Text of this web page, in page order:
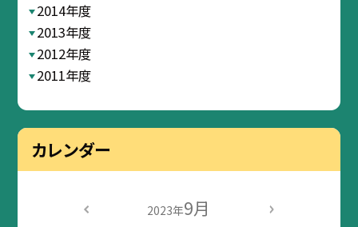
2014年度
2013年度
2012年度
2011年度
カレンダー
2023年9月